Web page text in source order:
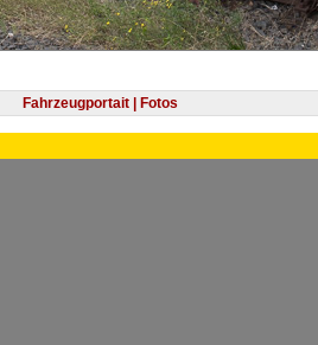
Fahrzeugportait | Fotos